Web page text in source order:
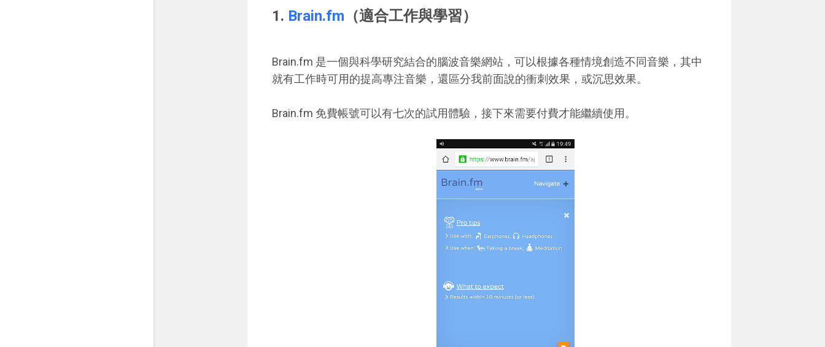
1. Brain.fm （適合工作與學習）
Brain.fm 是一個與科學研究結合的腦波音樂網站，可以根據各種情境創造不同音樂，其中
就有工作時可用的提高專注音樂，還區分我前面說的衝刺效果，或沉思效果。
Brain.fm 免費帳號可以有七次的試用體驗，接下來需要付費才能繼續使用。